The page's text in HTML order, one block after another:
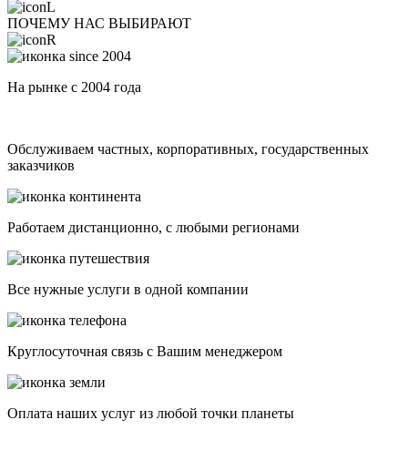
ПОЧЕМУ НАС ВЫБИРАЮТ
На рынке с 2004 года
Обслуживаем частных, корпоративных, государственных
заказчиков
Работаем дистанционно, с любыми регионами
Все нужные услуги в одной компании
Круглосуточная связь с Вашим менеджером
Оплата наших услуг из любой точки планеты